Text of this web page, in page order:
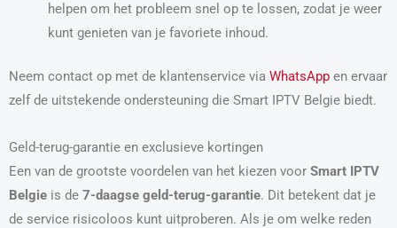
helpen om het probleem snel op te lossen, zodat je weer
kunt genieten van je favoriete inhoud.
Neem contact op met de klantenservice via WhatsApp en ervaar
zelf de uitstekende ondersteuning die Smart IPTV Belgie biedt.
Geld-terug-garantie en exclusieve kortingen
Een van de grootste voordelen van het kiezen voor Smart IPTV
Belgie is de 7-daagse geld-terug-garantie. Dit betekent dat je
de service risicoloos kunt uitproberen. Als je om welke reden